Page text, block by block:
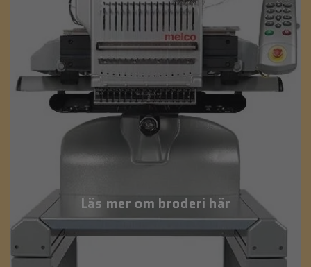
Läs mer om broderi här